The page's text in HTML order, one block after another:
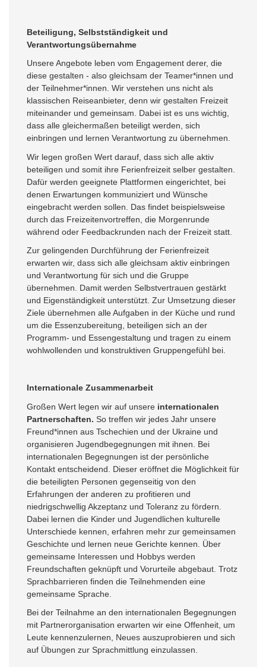
Beteiligung, Selbstständigkeit und
Verantwortungsübernahme
Unsere Angebote leben vom Engagement derer, die
diese gestalten - also gleichsam der Teamer*innen und
der Teilnehmer*innen. Wir verstehen uns nicht als
klassischen Reiseanbieter, denn wir gestalten Freizeit
miteinander und gemeinsam. Dabei ist es uns wichtig,
dass alle gleichermaßen beteiligt werden, sich
einbringen und lernen Verantwortung zu übernehmen.
Wir legen großen Wert darauf, dass sich alle aktiv
beteiligen und somit ihre Ferienfreizeit selber gestalten.
Dafür werden geeignete Plattformen eingerichtet, bei
denen Erwartungen kommuniziert und Wünsche
eingebracht werden sollen. Das findet beispielsweise
durch das Freizeitenvortreffen, die Morgenrunde
während oder Feedbackrunden nach der Freizeit statt.
Zur gelingenden Durchführung der Ferienfreizeit
erwarten wir, dass sich alle gleichsam aktiv einbringen
und Verantwortung für sich und die Gruppe
übernehmen. Damit werden Selbstvertrauen gestärkt
und Eigenständigkeit unterstützt. Zur Umsetzung dieser
Ziele übernehmen alle Aufgaben in der Küche und rund
um die Essenzubereitung, beteiligen sich an der
Programm- und Essengestaltung und tragen zu einem
wohlwollenden und konstruktiven Gruppengefühl bei.
Internationale Zusammenarbeit
Großen Wert legen wir auf unsere internationalen
Partnerschaften. So treffen wir jedes Jahr unsere
Freund*innen aus Tschechien und der Ukraine und
organisieren Jugendbegegnungen mit ihnen. Bei
internationalen Begegnungen ist der persönliche
Kontakt entscheidend. Dieser eröffnet die Möglichkeit für
die beteiligten Personen gegenseitig von den
Erfahrungen der anderen zu profitieren und
niedrigschwellig Akzeptanz und Toleranz zu fördern.
Dabei lernen die Kinder und Jugendlichen kulturelle
Unterschiede kennen, erfahren mehr zur gemeinsamen
Geschichte und lernen neue Gerichte kennen. Über
gemeinsame Interessen und Hobbys werden
Freundschaften geknüpft und Vorurteile abgebaut. Trotz
Sprachbarrieren finden die Teilnehmenden eine
gemeinsame Sprache.
Bei der Teilnahme an den internationalen Begegnungen
mit Partnerorganisation erwarten wir eine Offenheit, um
Leute kennenzulernen, Neues auszuprobieren und sich
auf Übungen zur Sprachmittlung einzulassen.